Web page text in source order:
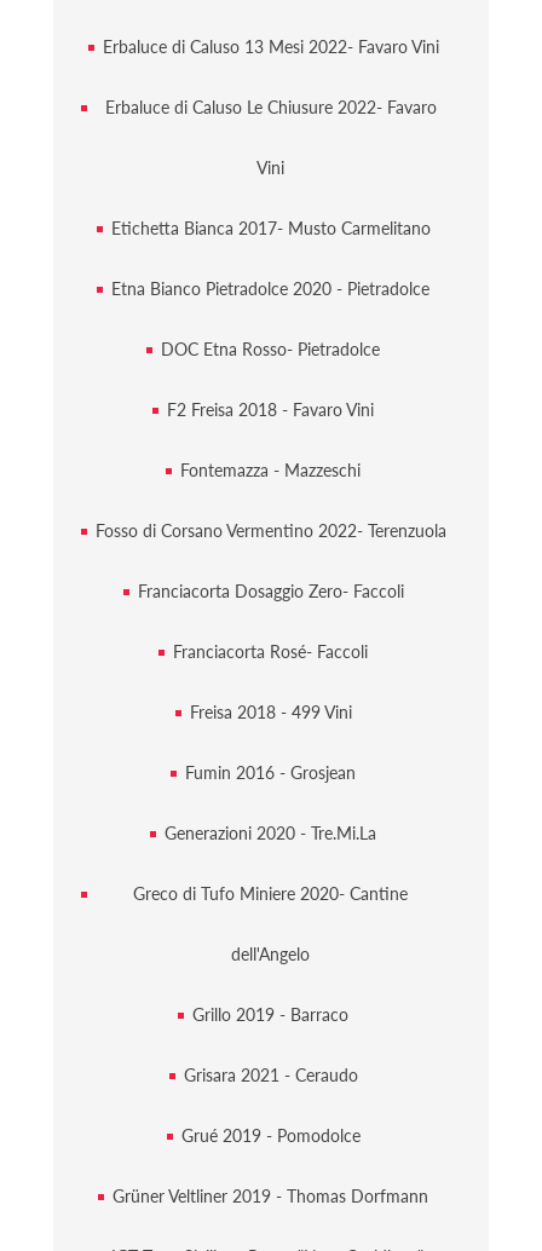
Erbaluce di Caluso 13 Mesi 2022- Favaro Vini
Erbaluce di Caluso Le Chiusure 2022- Favaro
Vini
Etichetta Bianca 2017- Musto Carmelitano
Etna Bianco Pietradolce 2020 - Pietradolce
DOC Etna Rosso- Pietradolce
F2 Freisa 2018 - Favaro Vini
Fontemazza - Mazzeschi
Fosso di Corsano Vermentino 2022- Terenzuola
Franciacorta Dosaggio Zero- Faccoli
Franciacorta Rosé- Faccoli
Freisa 2018 - 499 Vini
Fumin 2016 - Grosjean
Generazioni 2020 - Tre.Mi.La
Greco di Tufo Miniere 2020- Cantine
dell'Angelo
Grillo 2019 - Barraco
Grisara 2021 - Ceraudo
Grué 2019 - Pomodolce
Grüner Veltliner 2019 - Thomas Dorfmann